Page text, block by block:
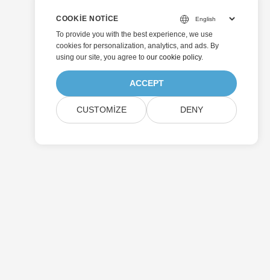
COOKIE NOTICE
To provide you with the best experience, we use
cookies for personalization, analytics, and ads. By
using our site, you agree to our cookie policy.
ACCEPT
CUSTOMIZE DENY